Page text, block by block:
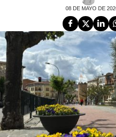
08 DE MAYO DE